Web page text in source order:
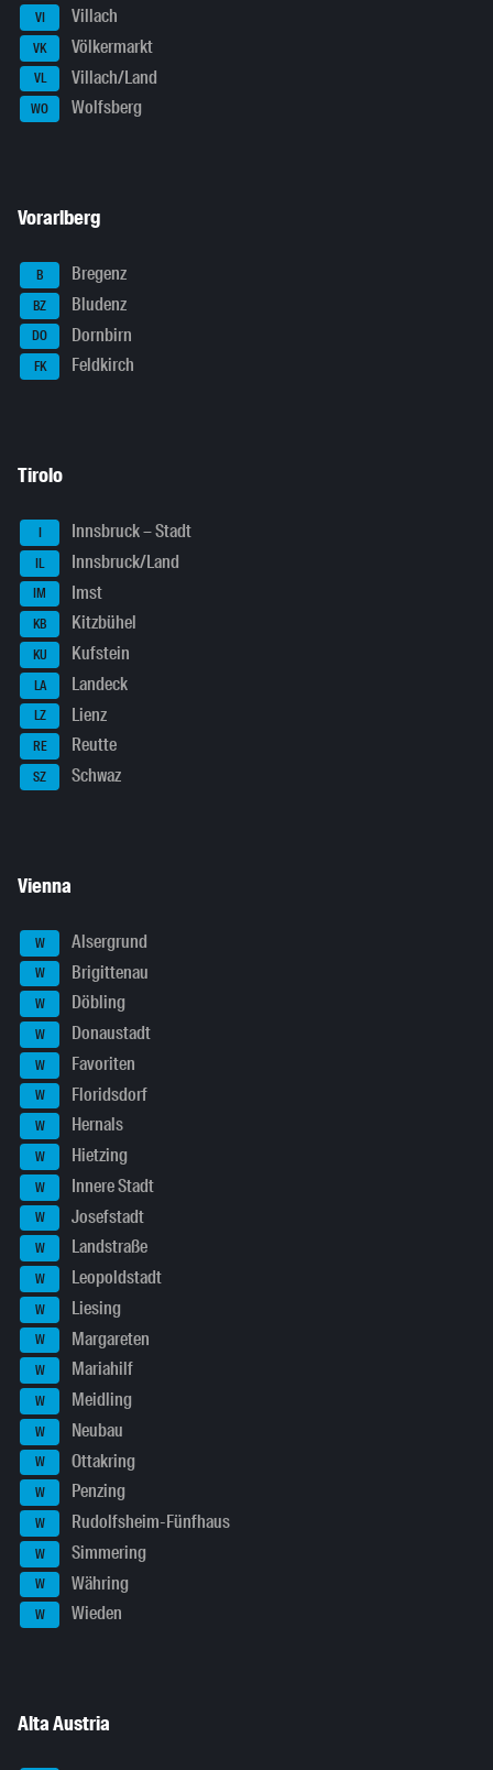
VI Villach
VK Völkermarkt
VL Villach/Land
WO Wolfsberg
Vorarlberg
B Bregenz
BZ Bludenz
DO Dornbirn
FK Feldkirch
Tirolo
I Innsbruck – Stadt
IL Innsbruck/Land
IM Imst
KB Kitzbühel
KU Kufstein
LA Landeck
LZ Lienz
RE Reutte
SZ Schwaz
Vienna
W Alsergrund
W Brigittenau
W Döbling
W Donaustadt
W Favoriten
W Floridsdorf
W Hernals
W Hietzing
W Innere Stadt
W Josefstadt
W Landstraße
W Leopoldstadt
W Liesing
W Margareten
W Mariahilf
W Meidling
W Neubau
W Ottakring
W Penzing
W Rudolfsheim-Fünfhaus
W Simmering
W Währing
W Wieden
Alta Austria